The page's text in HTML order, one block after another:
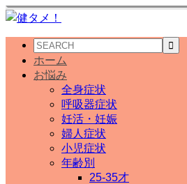
ホーム
お悩み
全身症状
呼吸器症状
妊活・妊娠
婦人症状
小児症状
年齢別
25-35才